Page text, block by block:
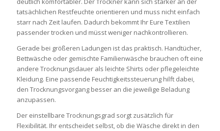
tatsächlichen Restfeuchte orientieren und muss nicht einfach
starr nach Zeit laufen. Dadurch bekommt Ihr Eure Textilien
passender trocken und müsst weniger nachkontrollieren.
Gerade bei größeren Ladungen ist das praktisch. Handtücher,
Bettwäsche oder gemischte Familienwäsche brauchen oft eine
andere Trocknungsdauer als leichte Shirts oder pflegeleichte
Kleidung. Eine passende Feuchtigkeitssteuerung hilft dabei,
den Trocknungsvorgang besser an die jeweilige Beladung
anzupassen.
Der einstellbare Trocknungsgrad sorgt zusätzlich für
Flexibilität. Ihr entscheidet selbst, ob die Wäsche direkt in den